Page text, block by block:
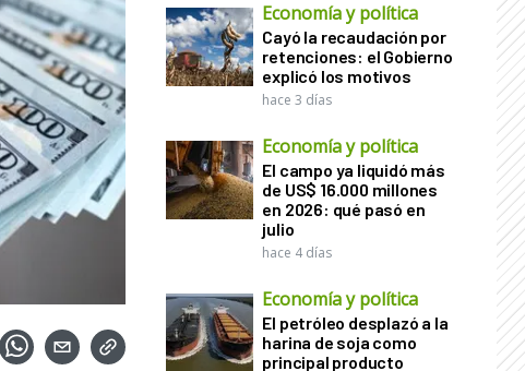
Economía y política
Cayó la recaudación por
retenciones: el Gobierno
explicó los motivos
hace 3 días
Economía y política
El campo ya liquidó más
de US$ 16.000 millones
en 2026: qué pasó en
julio
hace 4 días
Economía y política
El petróleo desplazó a la
harina de soja como
principal producto